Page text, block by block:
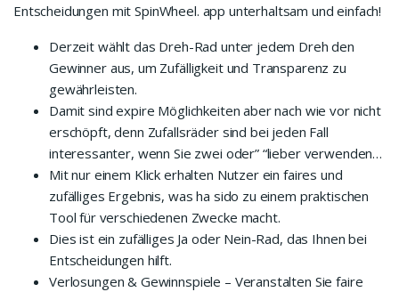
Entscheidungen mit SpinWheel. app unterhaltsam und einfach!
Derzeit wählt das Dreh-Rad unter jedem Dreh den
Gewinner aus, um Zufälligkeit und Transparenz zu
gewährleisten.
Damit sind expire Möglichkeiten aber nach wie vor nicht
erschöpft, denn Zufallsräder sind bei jeden Fall
interessanter, wenn Sie zwei oder” “lieber verwenden…
Mit nur einem Klick erhalten Nutzer ein faires und
zufälliges Ergebnis, was ha sido zu einem praktischen
Tool für verschiedenen Zwecke macht.
Dies ist ein zufälliges Ja oder Nein-Rad, das Ihnen bei
Entscheidungen hilft.
Verlosungen & Gewinnspiele – Veranstalten Sie faire